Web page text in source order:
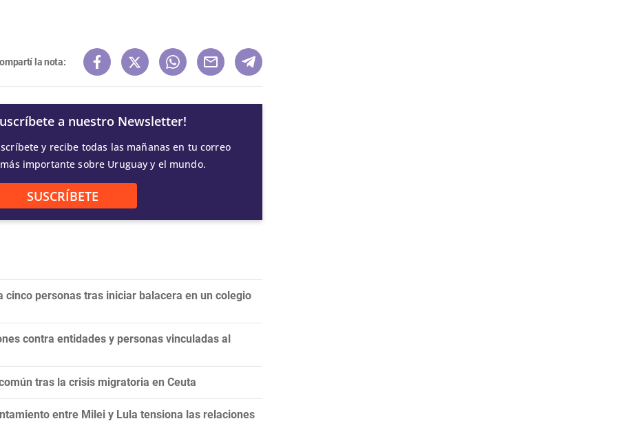
la nota:
a nuestro Newsletter!
y recibe todas las mañanas en tu correo
importante sobre Uruguay y el mundo.
SUSCRÍBETE
cinco personas tras iniciar balacera en un colegio
contra entidades y personas vinculadas al
tras la crisis migratoria en Ceuta
entre Milei y Lula tensiona las relaciones